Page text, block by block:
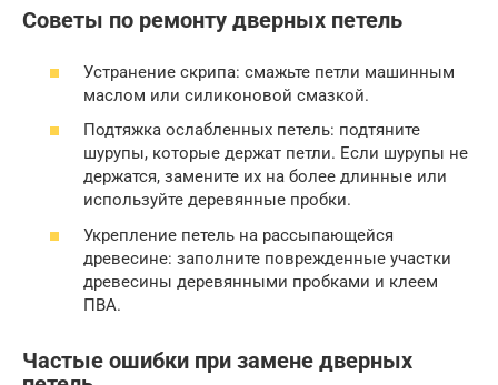
Советы по ремонту дверных петель
Устранение скрипа: смажьте петли машинным
маслом или силиконовой смазкой.
Подтяжка ослабленных петель: подтяните
шурупы, которые держат петли. Если шурупы не
держатся, замените их на более длинные или
используйте деревянные пробки.
Укрепление петель на рассыпающейся
древесине: заполните поврежденные участки
древесины деревянными пробками и клеем
ПВА.
Частые ошибки при замене дверных